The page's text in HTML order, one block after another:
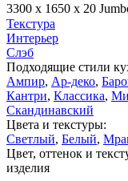
3300 x 1650 x 20
Текстура
Интерьер
Слэб
Подходящие стили
Ампир, Ар-деко,
Кантри, Классика,
Скандинавский
Цвета и текстуры:
Светлый, Белый,
Цвет, оттенок и
изделия